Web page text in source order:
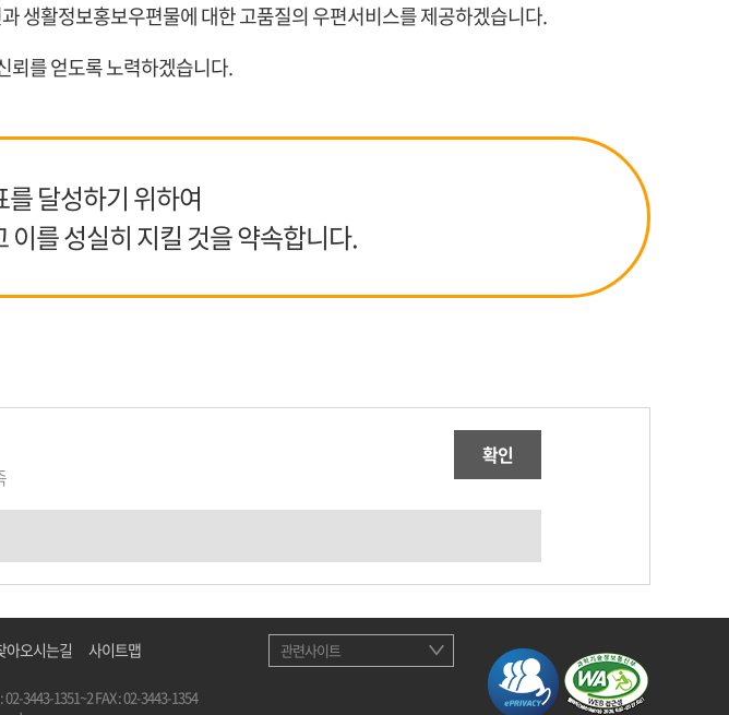
생활정보홍보우편물에 대한 고품질의 우편서비스를 제공하겠습니다.
뢰를 얻도록 노력하겠습니다.
달성하기 위하여
를 성실히 지킬 것을 약속합니다.
확인
아오시는길 사이트맵
02-3443-1351~2FAX : 02-3443-1354
관련사이트